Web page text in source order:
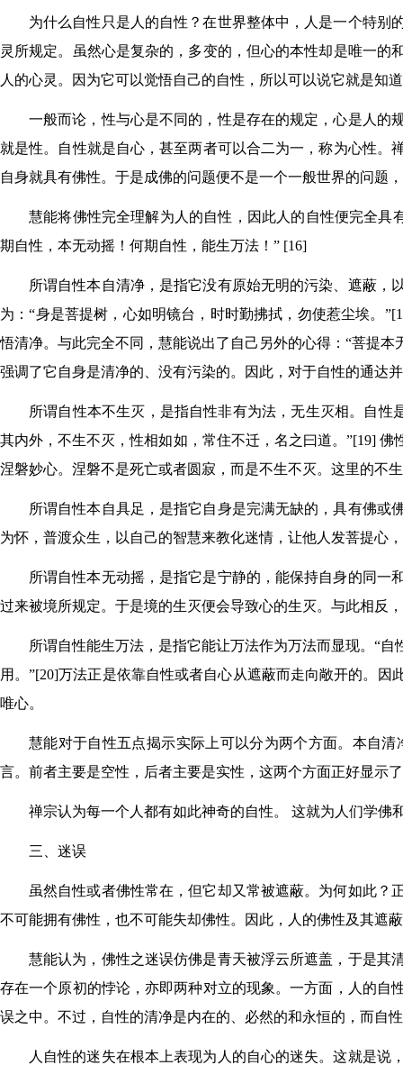
为什么自性只是人的自性？在世界整体中，人是一个特别
灵所规定。虽然心是复杂的，多变的，但心的本性却是唯一
人的心灵。因为它可以觉悟自己的自性，所以可以说它就是知
一般而论，性与心是不同的，性是存在的规定，心是人的
就是性。自性就是自心，甚至两者可以合二为一，称为心性
自身就具有佛性。于是成佛的问题便不是一个一般世界的问题
慧能将佛性完全理解为人的自性，因此人的自性便完全
期自性，本无动摇！何期自性，能生万法！” [16]
所谓自性本自清净，是指它没有原始无明的污染、遮蔽
为：“身是菩提树，心如明镜台，时时勤拂拭，勿使惹尘埃。
悟清净。与此完全不同，慧能说出了自己另外的心得：“菩提
强调了它自身是清净的、没有污染的。因此，对于自性的通达
所谓自性本不生灭，是指自性非有为法，无生灭相。自
其内外，不生不灭，性相如如，常住不迁，名之曰道。”[19]
涅磐妙心。涅磐不是死亡或者圆寂，而是不生不灭。这里的不
所谓自性本自具足，是指它自身是完满无缺的，具有佛
为怀，普渡众生，以自己的智慧来教化迷情，让他人发菩提心
所谓自性本无动摇，是指它是宁静的，能保持自身的同
过来被境所规定。于是境的生灭便会导致心的生灭。与此相反
所谓自性能生万法，是指它能让万法作为万法而显现。“
用。”[20]万法正是依靠自性或者自心从遮蔽而走向敞开的。
唯心。
慧能对于自性五点揭示实际上可以分为两个方面。本自
言。前者主要是空性，后者主要是实性，这两个方面正好显示
禅宗认为每一个人都有如此神奇的自性。 这就为人们学佛
三、迷误
虽然自性或者佛性常在，但它却又常被遮蔽。为何如此
不可能拥有佛性，也不可能失却佛性。因此，人的佛性及其遮
慧能认为，佛性之迷误仿佛是青天被浮云所遮盖，于是其
存在一个原初的悖论，亦即两种对立的现象。一方面，人的
误之中。不过，自性的清净是内在的、必然的和永恒的，而自
人自性的迷失在根本上表现为人的自心的迷失。这就是